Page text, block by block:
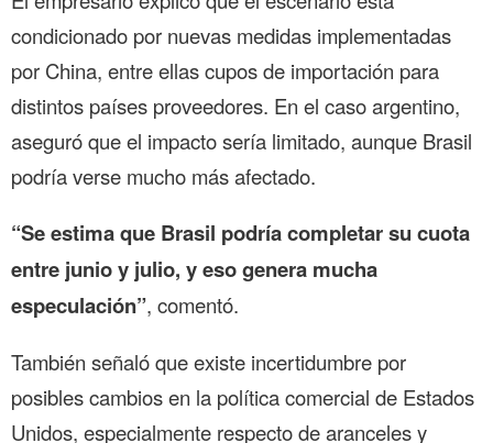
condicionado por nuevas medidas implementadas
por China, entre ellas cupos de importación para
distintos países proveedores. En el caso argentino,
aseguró que el impacto sería limitado, aunque Brasil
podría verse mucho más afectado.
“Se estima que Brasil podría completar su cuota
entre junio y julio, y eso genera mucha
especulación”, comentó.
También señaló que existe incertidumbre por
posibles cambios en la política comercial de Estados
Unidos, especialmente respecto de aranceles y